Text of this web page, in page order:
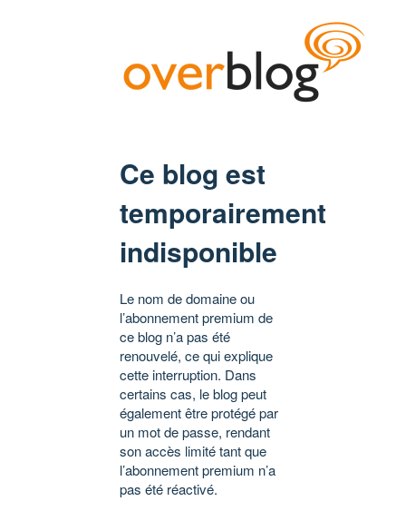
Ce blog est
temporairement
indisponible
Le nom de domaine ou
l’abonnement premium de
ce blog n’a pas été
renouvelé, ce qui explique
cette interruption. Dans
certains cas, le blog peut
également être protégé par
un mot de passe, rendant
son accès limité tant que
l’abonnement premium n’a
pas été réactivé.